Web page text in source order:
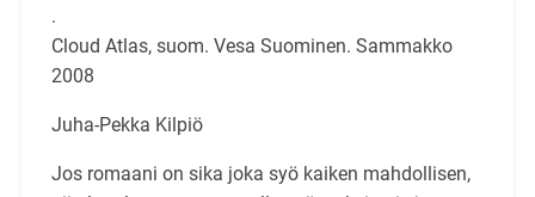
.
Cloud Atlas, suom. Vesa Suominen. Sammakko
2008
Juha-Pekka Kilpiö
Jos romaani on sika joka syö kaiken mahdollisen,